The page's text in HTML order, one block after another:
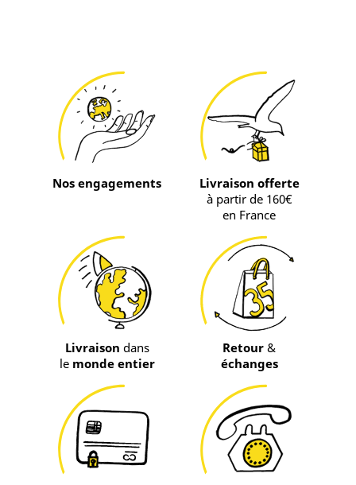
Nos engagements
Livraison offerte
à partir de 160€
en France
Livraison dans
lemonde entier
Retour &
échanges